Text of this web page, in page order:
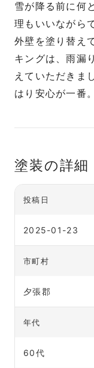
雪が降る前に何
理もいいながら
外壁を塗り替え
キングは、雨漏
えていただきま
はり安心が一番
塗装の詳細
投稿日
2025-01-23
市町村
夕張郡
年代
60代